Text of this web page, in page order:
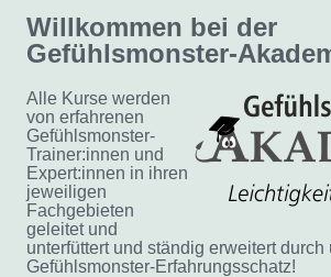
Willkommen bei der
Gefühlsmonster-
Alle Kurse werden
von erfahrenen
Gefühlsmonster-
Trainer:innen und
Expert:innen in ihren
jeweiligen
Fachgebieten
geleitet und
unterfüttert und ständig erweitert durch
Gefühlsmonster-Erfahrungsschatz!